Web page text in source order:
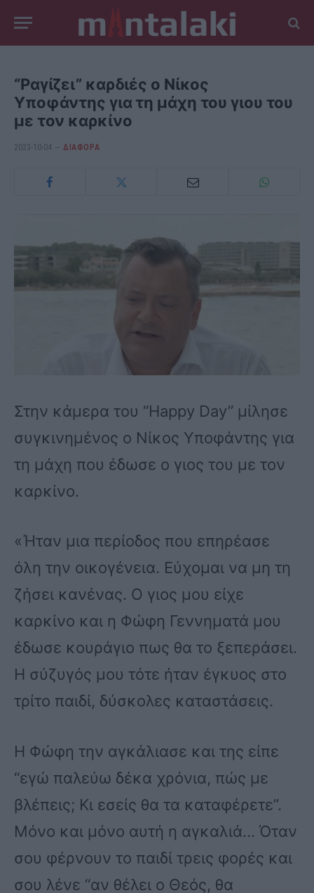
“Ραγίζει” καρδιές ο Νίκος
Υποφάντης για τη μάχη του γιου του
με τον καρκίνο
2023-10-04 ΔΙΆΦΟΡΑ
Στην κάμερα του “Happy Day” μίλησε
συγκινημένος ο Νίκος Υποφάντης για
τη μάχη που έδωσε ο γιος του με τον
καρκίνο.
«Ήταν μια περίοδος που επηρέασε
όλη την οικογένεια. Εύχομαι να μη τη
ζήσει κανένας. Ο γιος μου είχε
καρκίνο και η Φώφη Γεννηματά μου
έδωσε κουράγιο πως θα το ξεπεράσει.
Η σύζυγός μου τότε ήταν έγκυος στο
τρίτο παιδί, δύσκολες καταστάσεις.
Η Φώφη την αγκάλιασε και της είπε
“εγώ παλεύω δέκα χρόνια, πώς με
βλέπεις; Κι εσείς θα τα καταφέρετε”.
Μόνο και μόνο αυτή η αγκαλιά… Όταν
σου φέρνουν το παιδί τρεις φορές και
σου λένε “αν θέλει ο Θεός, θα